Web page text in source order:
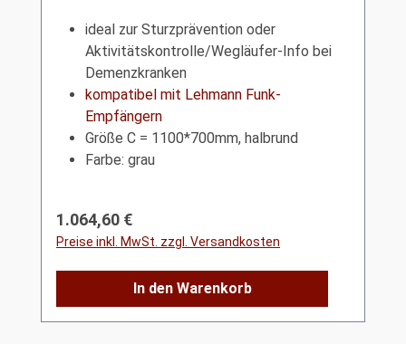
ideal zur Sturzprävention oder
Aktivitätskontrolle/Wegläufer-Info bei
Demenzkranken
kompatibel mit Lehmann Funk-
Empfängern
Größe C = 1100*700mm, halbrund
Farbe: grau
Regulärer Preis:
1.064,60 €
Preise inkl. MwSt. zzgl. Versandkosten
In den Warenkorb